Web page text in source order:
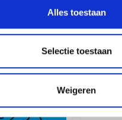
Alles toestaan
Selectie toestaan
Weigeren
apotheek Terra Lannoo
vertellen
€25,99